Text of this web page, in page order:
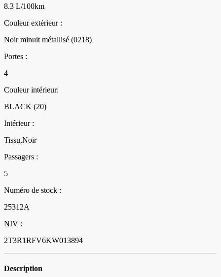
8.3 L/100km
Couleur extérieur :
Noir minuit métallisé (0218)
Portes :
4
Couleur intérieur:
BLACK (20)
Intérieur :
Tissu,Noir
Passagers :
5
Numéro de stock :
25312A
NIV :
2T3R1RFV6KW013894
Description